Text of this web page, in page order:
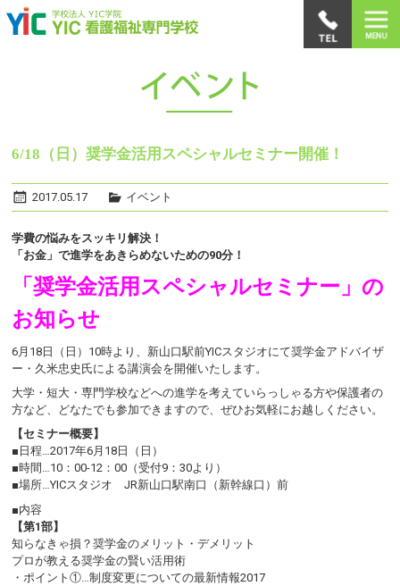
6/18（日）奨学金活用スペシャルセミナー開催！
2017.05.17 イベント
学費の悩みをスッキリ解決！
「お金」で進学をあきらめないための90分！
「奨学金活用スペシャルセミナー」の
お知らせ
6月18日（日）10時より、新山口駅前YICスタジオにて奨学金アドバイザ
ー・久米忠史氏による講演会を開催いたします。
大学・短大・専門学校などへの進学を考えていらっしゃる方や保護者の
方など、どなたでも参加できますので、ぜひお気軽にお越しください。
【セミナー概要】
■日程…2017年6月18日（日）
■時間…10：00-12：00（受付9：30より）
■場所…YICスタジオ JR新山口駅南口（新幹線口）前
■内容
【第1部】
知らなきゃ損？奨学金のメリット・デメリット
プロが教える奨学金の賢い活用術
・ポイント①…制度変更についての最新情報2017